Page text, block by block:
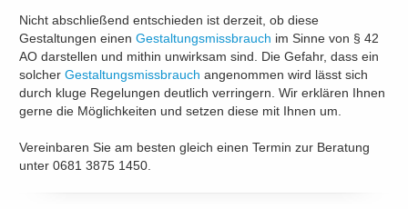
Nicht abschließend entschieden ist derzeit, ob diese
Gestaltungen einenGestaltungsmissbrauch im Sinne von § 42
AO darstellen und mithin unwirksam sind. Die Gefahr, dass ein
solcherGestaltungsmissbrauch angenommen wird lässt sich
durch kluge Regelungen deutlich verringern. Wir erklären Ihnen
gerne die Möglichkeiten und setzen diese mit Ihnen um.
Vereinbaren Sie am besten gleich einen Termin zur Beratung
unter 0681 3875 1450.